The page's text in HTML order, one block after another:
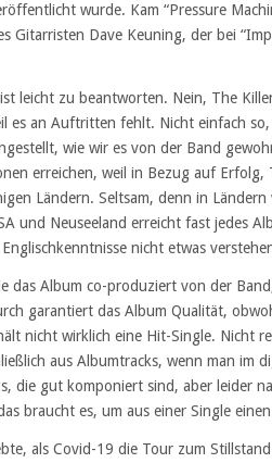
wurde. Kam “Pressure
Gitarristen Dave Keuning, der bei
leicht zu beantworten. Nein, The
es an Auftritten fehlt. Nicht einfach so,
wie wir es von der Band
erreichen, weil in Bezug auf
Ländern. Seltsam, denn in
und Neuseeland erreicht fast jedes
nicht etwas
das Album co-produziert von der
garantiert das Album Qualität,
nicht wirklich eine Hit-Single. Nicht
aus Albumtracks, wenn man im
die gut komponiert sind, aber leider
braucht es, um aus einer Single
als Covid-19 die Tour zum